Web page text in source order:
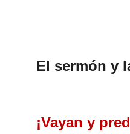
El sermón y
¡Vayan